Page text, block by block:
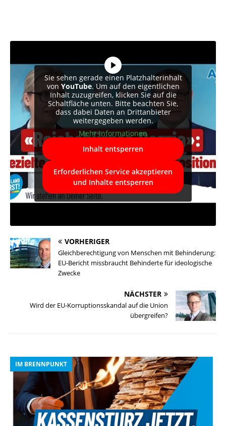
Sie sehen gerade einen Platzhalterinhalt
von YouTube. Um auf den eigentlichen
Inhalt zuzugreifen, klicken Sie auf die
Schaltfläche unten. Bitte beachten Sie,
dass dabei Daten an Drittanbieter
weitergegeben werden.
Mehr Informationen
Inhalt entsperren
Erforderlichen Service akzeptieren
und Inhalte entsperren
VORHERIGER
Gleichberechtigung von Menschen mit Behinderung:
EU-Bericht missbraucht Behinderte für ideologische
Zwecke
NÄCHSTER
Wird der EU-Korruptionsskandal auf die Union
übergreifen?
IM BRENNPUNKT